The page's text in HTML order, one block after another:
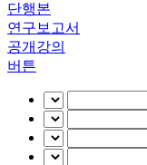
단행본
연구보고서
공개강의
버튼